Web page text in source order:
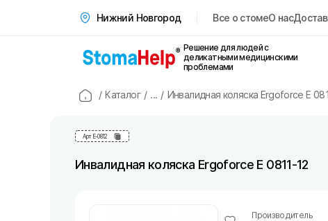
Нижний Новгород Все о стомеО нас
Решение для людей с
деликатными медицинскими
проблемами
/ Каталог / ... / Инвалидная коляска Ergoforce E
Арт E-0812
Инвалидная коляска Ergoforce E 0811-12
Производитель